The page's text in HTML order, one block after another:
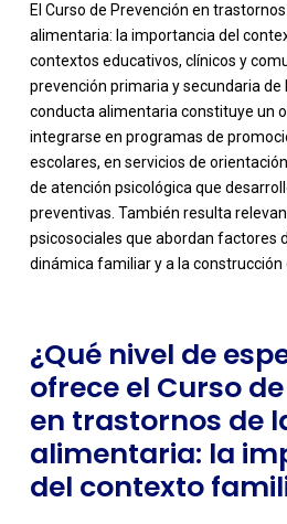
El Curso de Prevención en
alimentaria: la importancia del
contextos educativos, clínicos y
prevención primaria y secundaria de
conducta alimentaria constituye un
integrarse en programas de
escolares, en servicios de
de atención psicológica que
preventivas. También resulta
psicosociales que abordan factores
dinámica familiar y a la construcción
-
¿Qué nivel de
ofrece el Curso
en trastornos de
alimentaria: la
del contexto